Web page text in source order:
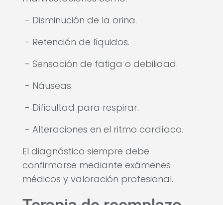
- Disminución de la orina.
- Retención de líquidos.
- Sensación de fatiga o debilidad.
- Náuseas.
- Dificultad para respirar.
- Alteraciones en el ritmo cardíaco.
El diagnóstico siempre debe
confirmarse mediante exámenes
médicos y valoración profesional.